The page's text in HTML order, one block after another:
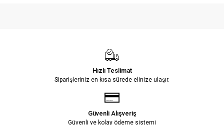
Hızlı Teslimat
Siparişleriniz en kısa sürede elinize ulaşır.
Güvenli Alışveriş
Güvenli ve kolay ödeme sistemi